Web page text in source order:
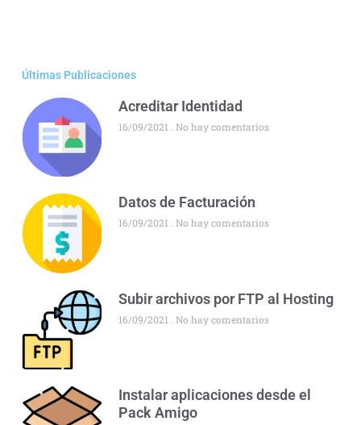
Últimas Publicaciones
Acreditar Identidad
16/09/2021 No hay comentarios
Datos de Facturación
16/09/2021 No hay comentarios
Subir archivos por FTP al Hosting
16/09/2021 No hay comentarios
Instalar aplicaciones desde el
Pack Amigo